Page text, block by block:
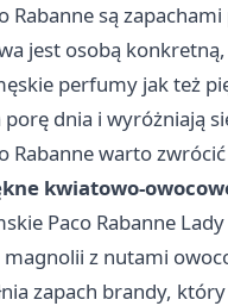
Rabanne są
jest osobą
perfumy jak też
porę dnia i wyróżniają
Rabanne warto
kwiatowo-
Paco Rabanne
z nutami
zapach brandy,